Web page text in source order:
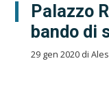
Palazzo
bando di
29 gen 2020 di